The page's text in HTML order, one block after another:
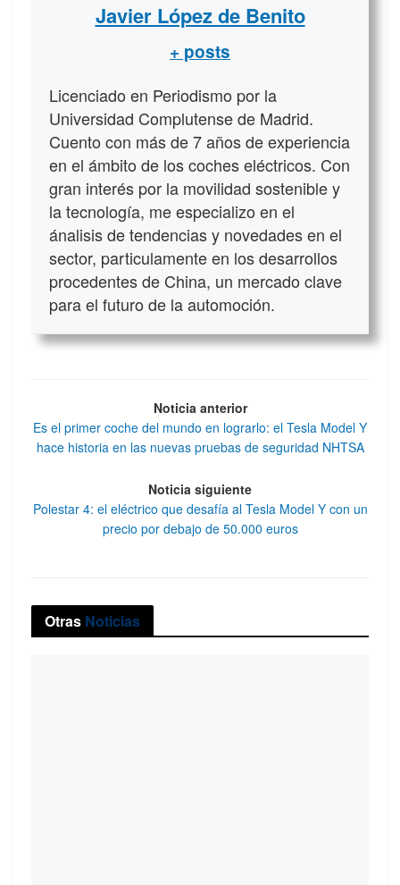
Javier López de Benito
+ posts
Licenciado en Periodismo por la
Universidad Complutense de Madrid.
Cuento con más de 7 años de experiencia
en el ámbito de los coches eléctricos. Con
gran interés por la movilidad sostenible y
la tecnología, me especializo en el
ánalisis de tendencias y novedades en el
sector, particulamente en los desarrollos
procedentes de China, un mercado clave
para el futuro de la automoción.
Noticia anterior
Es el primer coche del mundo en lograrlo: el Tesla Model Y
hace historia en las nuevas pruebas de seguridad NHTSA
Noticia siguiente
Polestar 4: el eléctrico que desafía al Tesla Model Y con un
precio por debajo de 50.000 euros
Otras Noticias